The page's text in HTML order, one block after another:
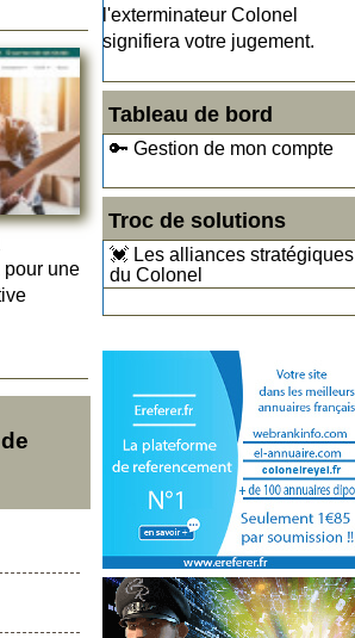
l'exterminateur Colonel
signifiera votre jugement.
Tableau de bord
🔑 Gestion de mon compte
Troc de solutions
💓 Les alliances stratégiques
du Colonel
pour une